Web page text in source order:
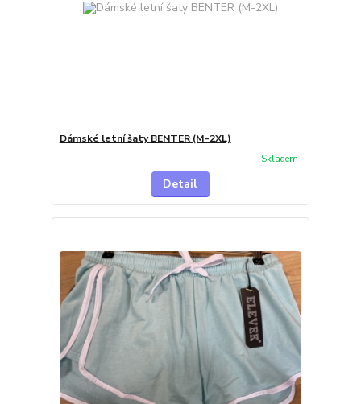
Dámské letní šaty BENTER (M-2XL)
Skladem
Detail